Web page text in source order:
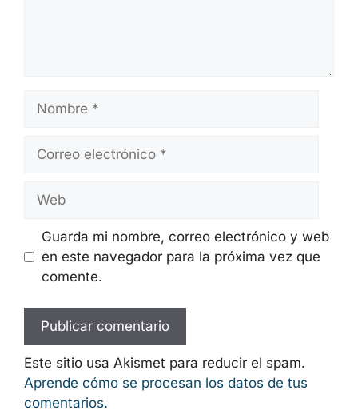
Nombre
Correo
electrónico
Web
Guarda mi nombre, correo electrónico y